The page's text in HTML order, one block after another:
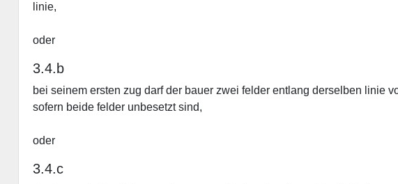
linie,
oder
3.4.b
bei seinem ersten zug darf der bauer zwei felder entlang derselben linie
sofern beide felder unbesetzt sind,
oder
3.4.c